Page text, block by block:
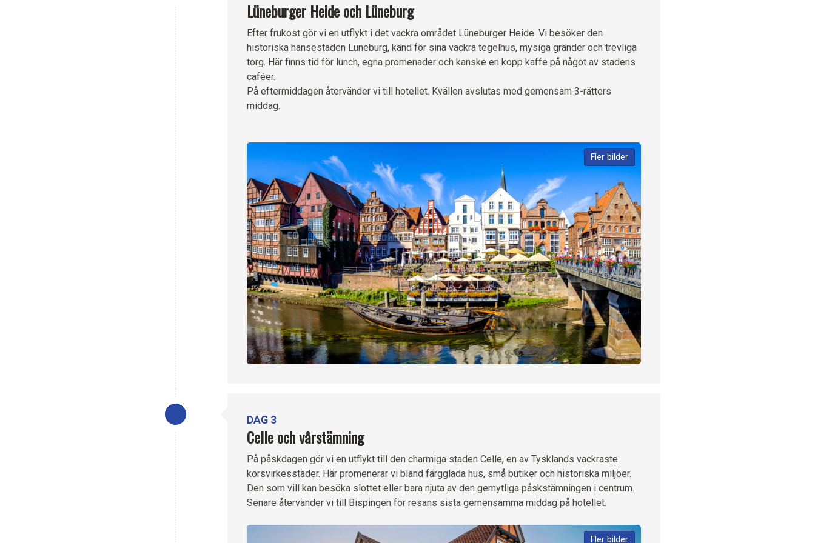
Lüneburger Heide och Lüneburg
Efter frukost gör vi en utflykt i det vackra området Lüneburger Heide. Vi besöker den
historiska hansestaden Lüneburg, känd för sina vackra tegelhus, mysiga gränder och trevliga
torg. Här finns tid för lunch, egna promenader och kanske en kopp kaffe på något av stadens
caféer.
På eftermiddagen återvänder vi till hotellet. Kvällen avslutas med gemensam 3-rätters
middag.
Fler bilder
DAG 3
Celle och vårstämning
På påskdagen gör vi en utflykt till den charmiga staden Celle, en av Tysklands vackraste
korsvirkesstäder. Här promenerar vi bland färgglada hus, små butiker och historiska miljöer.
Den som vill kan besöka slottet eller bara njuta av den gemytliga påskstämningen i centrum.
Senare återvänder vi till Bispingen för resans sista gemensamma middag på hotellet.
Fler bilder